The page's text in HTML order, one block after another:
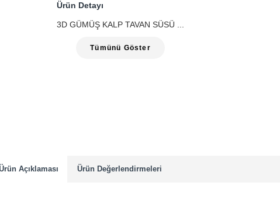
Ürün Detayı
3D GÜMÜŞ KALP TAVAN SÜSÜ ...
Tümünü Göster
Açıklaması Ürün Değerlendirmeleri